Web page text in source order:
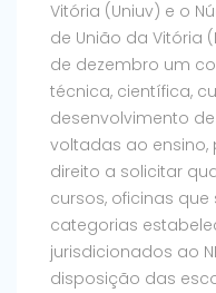
Vitória (Uniuv) e o
de União da Vitória
de dezembro um
técnica, científica,
desenvolvimento
voltadas ao ensino,
direito a solicitar
cursos, oficinas
categorias
jurisdicionados ao
disposição das